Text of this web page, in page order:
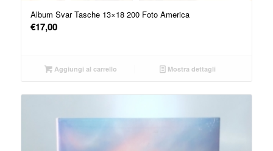
Album Svar Tasche 13×18 200 Foto America
€17,00
Aggiungi al carrello Mostra dettagli